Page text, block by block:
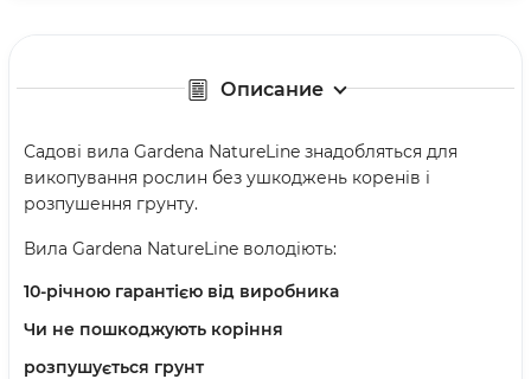
Описание
Садові вила Gardena NatureLine знадобляться для
викопування рослин без ушкоджень коренів і
розпушення грунту.
Вила Gardena NatureLine володіють:
10-річною гарантією від виробника
Чи не пошкоджують коріння
розпушується грунт